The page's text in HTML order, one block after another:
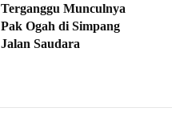
Terganggu Munculnya
Pak Ogah di Simpang
Jalan Saudara